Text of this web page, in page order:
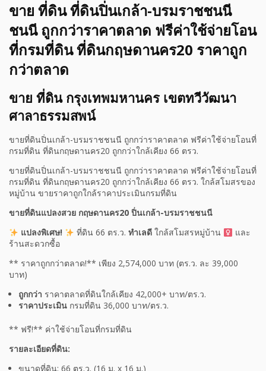
ขาย ที่ดิน ที่ดินปิ่นเกล้า-บรมราชชนนี
ชนนี ถูกกว่าราคาตลาด ฟรีค่าใช้จ่ายโอน
ที่กรมที่ดิน ที่ดินกฤษดานคร20 ราคาถูก
กว่าตลาด
ขาย ที่ดิน กรุงเทพมหานคร เขตทวีวัฒนา
ศาลาธรรมสพน์
ขายที่ดินปิ่นเกล้า-บรมราชชนนี ถูกกว่าราคาตลาด ฟรีค่าใช้จ่ายโอนที่
กรมที่ดิน ที่ดินกฤษดานคร20 ถูกกว่าใกล้เคียง 66 ตรว.
ขายที่ดินปิ่นเกล้า-บรมราชชนนี ถูกกว่าราคาตลาด ฟรีค่าใช้จ่ายโอนที่
กรมที่ดิน ที่ดินกฤษดานคร20 ถูกกว่าใกล้เคียง 66 ตรว. ใกล้สโมสรของ
หมู่บ้าน ขายราคาถูกใกล้ราคาประเมินกรมที่ดิน
ขายที่ดินแปลงสวย กฤษดานคร20 ปิ่นเกล้า-บรมราชชนนี
แปลงพิเศษ!
ที่ดิน 66 ตร.ว. ทำเลดีใกล้สโมสรหมู่บ้าน ‍
และ
ร้านสะดวกซื้อ
** ราคาถูกกว่าตลาด!** เพียง 2,574,000 บาท (ตร.ว. ละ 39,000
บาท)
ถูกกว่า ราคาตลาดที่ดินใกล้เคียง 42,000+ บาท/ตร.ว.
ราคาประเมิน กรมที่ดิน 36,000 บาท/ตร.ว.
** ฟรี!** ค่าใช้จ่ายโอนที่กรมที่ดิน
รายละเอียดที่ดิน:
ขนาดที่ดิน: 66 ตร.ว. (16 ม. x 16 ม.)